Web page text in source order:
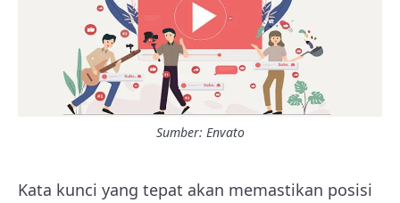
Sumber: Envato
Kata kunci yang tepat akan memastikan posisi